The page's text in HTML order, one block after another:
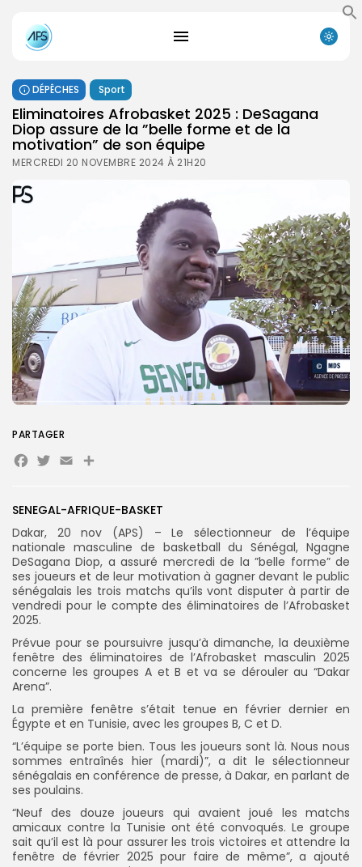
for:
DÉPÊCHES Sport
Eliminatoires Afrobasket 2025 : DeSagana
Diop assure de la ”belle forme et de la
motivation” de son équipe
MERCREDI 20 NOVEMBRE 2024 À 21H20
SENEGAL-AFRIQUE-BASKET
Dakar, 20 nov (APS) – Le sélectionneur de l’équipe
nationale masculine de basketball du Sénégal, Ngagne
DeSagana Diop, a assuré mercredi de la ”belle forme” de
ses joueurs et de leur motivation à gagner devant le public
sénégalais les trois matchs qu’ils vont disputer à partir de
vendredi pour le compte des éliminatoires de l’Afrobasket
2025.
Prévue pour se poursuivre jusqu’à dimanche, la deuxième
fenêtre des éliminatoires de l’Afrobasket masculin 2025
concerne les groupes A et B et va se dérouler au “Dakar
Arena”.
La première fenêtre s’était tenue en février dernier en
Égypte et en Tunisie, avec les groupes B, C et D.
“L’équipe se porte bien. Tous les joueurs sont là. Nous nous
sommes entraînés hier (mardi)”, a dit le sélectionneur
sénégalais en conférence de presse, à Dakar, en parlant de
ses poulains.
“Neuf des douze joueurs qui avaient joué les matchs
amicaux contre la Tunisie ont été convoqués. Le groupe
sait qu’il est là pour assurer les trois victoires et attendre la
fenêtre de février 2025 pour faire de même”, a ajouté
PARTAGER
Facebook
Twitter
EmailPartager